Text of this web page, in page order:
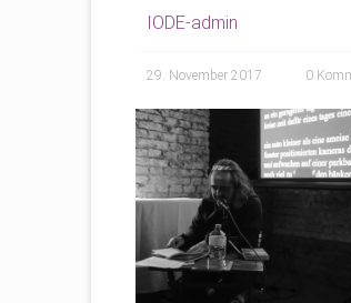
IODE-admin
29. November 2017 0